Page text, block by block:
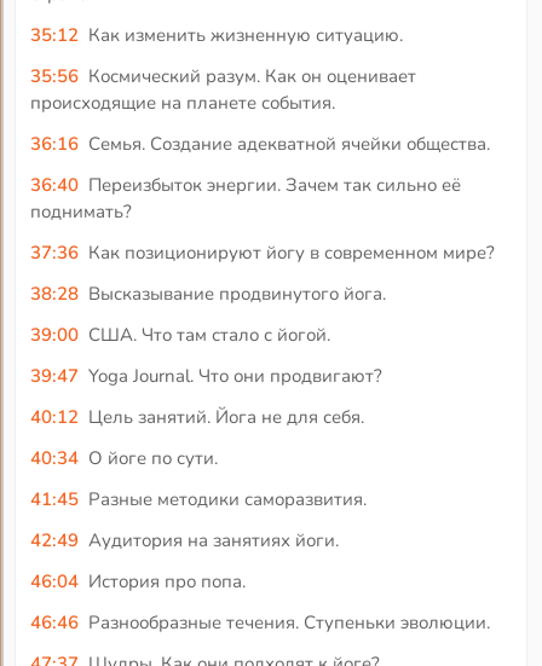
35:12 Как изменить жизненную ситуацию.
35:56 Космический разум. Как он оценивает
происходящие на планете события.
36:16 Семья. Создание адекватной ячейки общества.
36:40 Переизбыток энергии. Зачем так сильно её
поднимать?
37:36 Как позиционируют йогу в современном мире?
38:28 Высказывание продвинутого йога.
39:00 США. Что там стало с йогой.
39:47 Yoga Journal. Что они продвигают?
40:12 Цель занятий. Йога не для себя.
40:34 О йоге по сути.
41:45 Разные методики саморазвития.
42:49 Аудитория на занятиях йоги.
46:04 История про попа.
46:46 Разнообразные течения. Ступеньки эволюции.